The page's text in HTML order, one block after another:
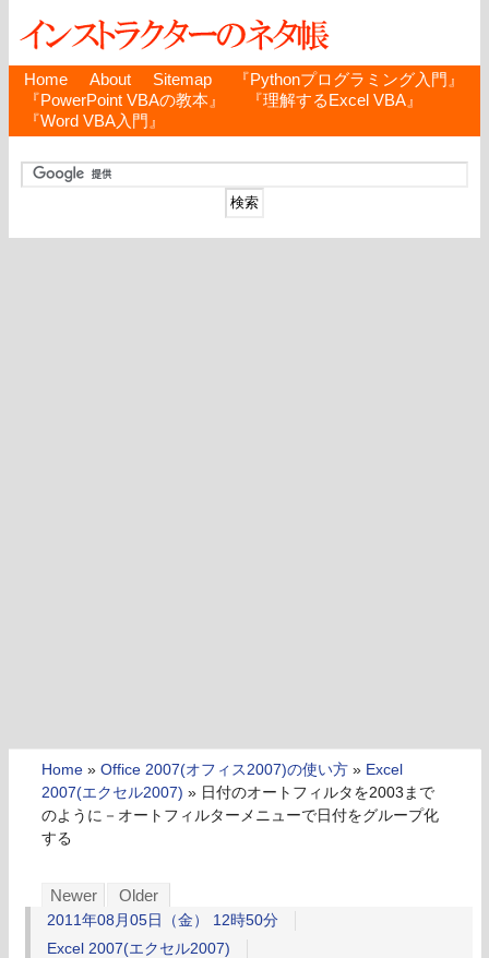
Home About Sitemap
『Pythonプログラミング入門』
『PowerPoint VBAの教本』
『理解するExcel VBA』
『Word VBA入門』
Home » Office 2007(オフィス2007)の使い方 » Excel
2007(エクセル2007) » 日付のオートフィルタを2003まで
のように－オートフィルターメニューで日付をグループ化
する
Newer Older
2011年08月05日（金） 12時50分
Excel 2007(エクセル2007)